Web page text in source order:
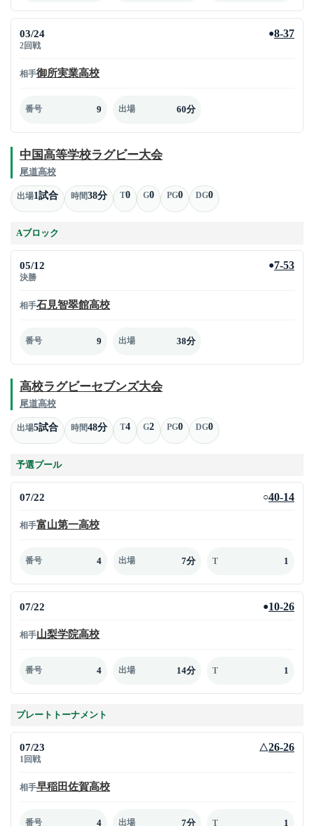
03/24
2回戦
●8-37
相手御所実業高校
番号 9 出場 60分
中国高等学校ラグビー大会
尾道高校
出場1試合 時間38分 T0 G0 PG0 DG0
Aブロック
05/12
決勝
●7-53
相手石見智翠館高校
番号 9 出場 38分
高校ラグビーセブンズ大会
尾道高校
出場5試合 時間48分 T4 G2 PG0 DG0
予選プール
07/22 ○40-14
相手富山第一高校
番号 4 出場 7分 T 1
07/22 ●10-26
相手山梨学院高校
番号 4 出場 14分 T 1
プレートトーナメント
07/23
1回戦
△26-26
相手早稲田佐賀高校
番号 4 出場 7分 T 1